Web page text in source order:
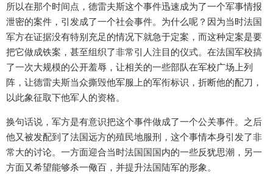
所以在那个时间点，德雷夫斯这个事件迅速成为了一个军事情报
泄密的案件，引发成了一个社会事件。为什么呢？因为当时法国
军方在证据没有特别充足的情况下就急于定案，而这种定案是要
把它做成铁案，甚至组织了非常引人注目的仪式。在法国军校搞
了一次大规模的公开羞辱，让相关的一些部队在军校广场上列
阵，让德雷夫斯当众撕毁他军服上的军衔标识，折断他的配刀，
以此象征取下他军人的资格。
换句话说，军方是有意识把这个事件做成了一个公关事件。之后
他又被发配到了法国远方的殖民地服刑，这个事情本身引发了非
常大的讨论。一方面迎合当时法国国国内的一些反犹思潮，另一
方面又希望能够杀一儆百，并提升法国陆军的形象。